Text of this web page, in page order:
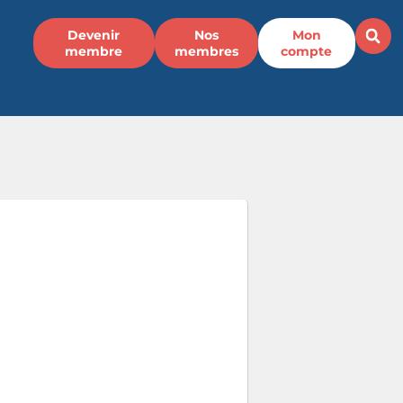
Devenir
membre
Nos
membres
Mon
compte